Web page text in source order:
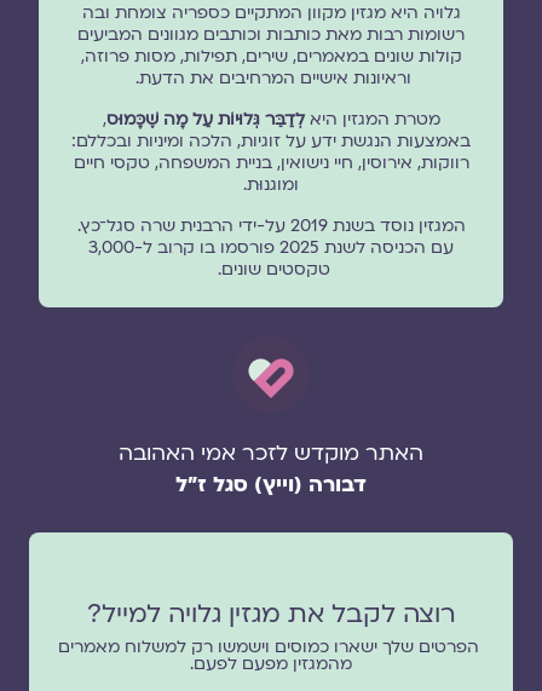
גלויה היא מגזין מקוון המתקיים כספריה צומחת ובה
רשומות רבות מאת כותבות וכותבים מגוונים המביעים
קולות שונים במאמרים, שירים, תפילות, מסות פרוזה,
וראיונות אישיים המרחיבים את הדעת.
מטרת המגזין היאלְדַבֵּר גְּלוּיוֹת עַל מָה שֶׁכָּמוּס,
באמצעות הנגשת ידע על זוגיות, הלכה ומיניות ובכללם:
רווקות, אירוסין, חיי נישואין, בניית המשפחה, טקסי חיים
ומוגנוּת.
המגזין נוסד בשנת 2019 על-ידי הרבנית שרה סגל־כץ.
עם הכניסה לשנת 2025 פורסמו בו קרוב ל-3,000
טקסטים שונים.
האתר מוקדש לזכר אמי האהובה
דבורה (וייץ) סגל ז"ל
רוצה לקבל את מגזין גלויה למייל?
הפרטים שלך ישארו כמוסים וישמשו רק למשלוח מאמרים
מהמגזין מפעם לפעם.